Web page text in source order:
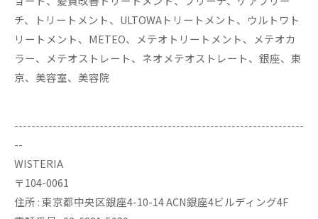
チ、トリートメント、ULTOWAトリートメント、ウルトワト
リートメント、METEO、メテオトリートメント、メテオカ
ラー、メテオストレート、ネオメテオストレート、銀座、東
京、美容室、美容院
--------------------------------------------------------------------
--
WISTERIA
〒104-0061
住所 : 東京都中央区銀座4-10-14 ACN銀座4ビルディング4F